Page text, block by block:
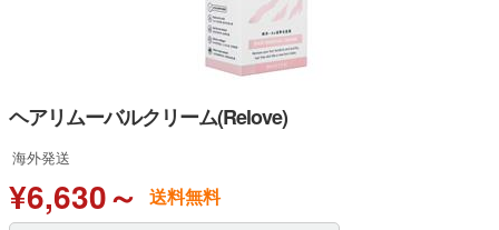
ヘアリムーバルクリーム(Relove)
海外発送
¥6,630～ 送料無料